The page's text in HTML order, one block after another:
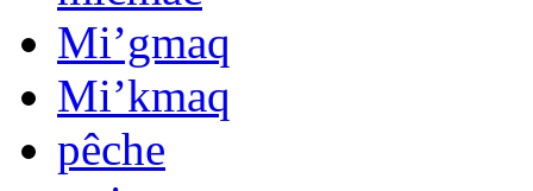
Mi’gmaq
Mi’kmaq
pêche